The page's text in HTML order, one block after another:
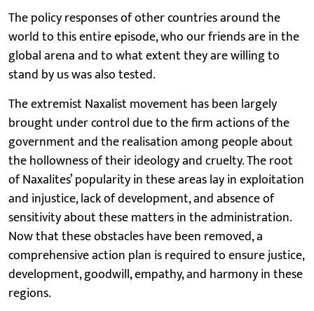
The policy responses of other countries around the
world to this entire episode, who our friends are in the
global arena and to what extent they are willing to
stand by us was also tested.
The extremist Naxalist movement has been largely
brought under control due to the firm actions of the
government and the realisation among people about
the hollowness of their ideology and cruelty. The root
of Naxalites’ popularity in these areas lay in exploitation
and injustice, lack of development, and absence of
sensitivity about these matters in the administration.
Now that these obstacles have been removed, a
comprehensive action plan is required to ensure justice,
development, goodwill, empathy, and harmony in these
regions.